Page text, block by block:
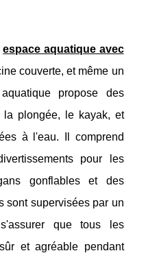
espace aquatique avec
couverte, et même un
propose des
plongée, le kayak, et
à l'eau. Il comprend
pour les
gonflables et des
sont supervisées par un
que tous les
et agréable pendant